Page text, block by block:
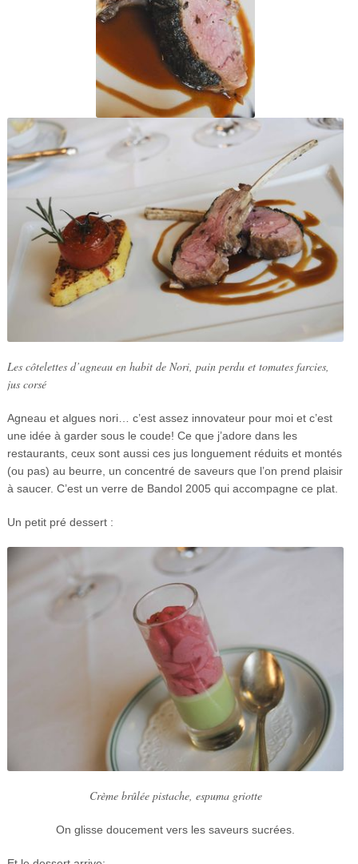
Les côtelettes d’agneau en habit de Nori, pain perdu et tomates farcies,
jus corsé
Agneau et algues nori… c’est assez innovateur pour moi et c’est
une idée à garder sous le coude! Ce que j’adore dans les
restaurants, ceux sont aussi ces jus longuement réduits et montés
(ou pas) au beurre, un concentré de saveurs que l’on prend plaisir
à saucer. C’est un verre de Bandol 2005 qui accompagne ce plat.
Un petit pré dessert :
Crème brûlée pistache, espuma griotte
On glisse doucement vers les saveurs sucrées.